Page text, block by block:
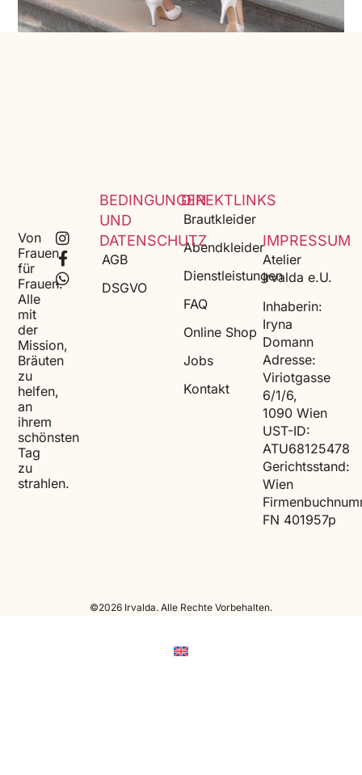
DIREKTLINKS
Brautkleider
Abendkleider
Dienstleistungen
FAQ
Online Shop
Jobs
Kontakt
BEDINGUNGEN
UND
DATENSCHUTZ
AGB
DSGVO
IMPRESSUM
Atelier
Irvalda e.U.
Inhaberin:
Iryna
Domann
Adresse:
Viriotgasse
6/1/6,
1090 Wien
UST-ID:
ATU68125478
Gerichtsstand:
Wien
FN 401957p
Von
Frauen
für
Frauen.
Alle
mit
der
Mission,
Bräuten
zu
helfen,
an
ihrem
schönsten
Tag
zu
strahlen.
©2026 Irvalda. Alle Rechte Vorbehalten.